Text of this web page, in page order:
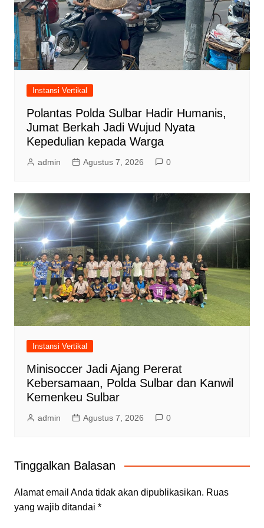
Instansi Vertikal
Polantas Polda Sulbar Hadir Humanis,
Jumat Berkah Jadi Wujud Nyata
Kepedulian kepada Warga
admin Agustus 7, 2026 0
Instansi Vertikal
Minisoccer Jadi Ajang Pererat
Kebersamaan, Polda Sulbar dan Kanwil
Kemenkeu Sulbar
admin Agustus 7, 2026 0
Tinggalkan Balasan
Alamat email Anda tidak akan dipublikasikan. Ruas
yang wajib ditandai *